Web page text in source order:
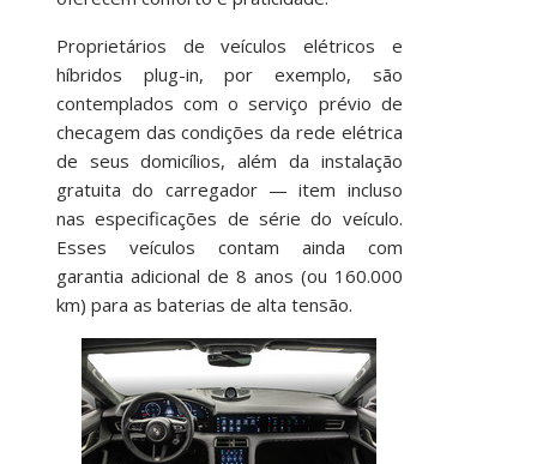
Proprietários de veículos elétricos e
híbridos plug-in, por exemplo, são
contemplados com o serviço prévio de
checagem das condições da rede elétrica
de seus domicílios, além da instalação
gratuita do carregador — item incluso
nas especificações de série do veículo.
Esses veículos contam ainda com
garantia adicional de 8 anos (ou 160.000
km) para as baterias de alta tensão.